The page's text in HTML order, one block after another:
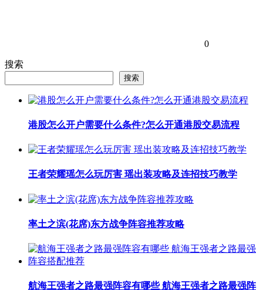
0
搜索
搜索
港股怎么开户需要什么条件?怎么开通港股交易流程
王者荣耀瑶怎么玩厉害 瑶出装攻略及连招技巧教学
率土之滨(花席)东方战争阵容推荐攻略
航海王强者之路最强阵容有哪些 航海王强者之路最强阵